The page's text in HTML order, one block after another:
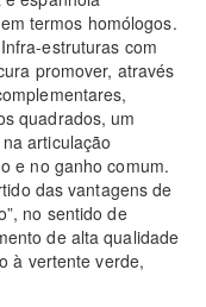
termos homólogos.
estruturas com
promover, através
quadrados, um
articulação
e no ganho comum.
das vantagens de
no sentido de
de alta qualidade
à vertente verde,